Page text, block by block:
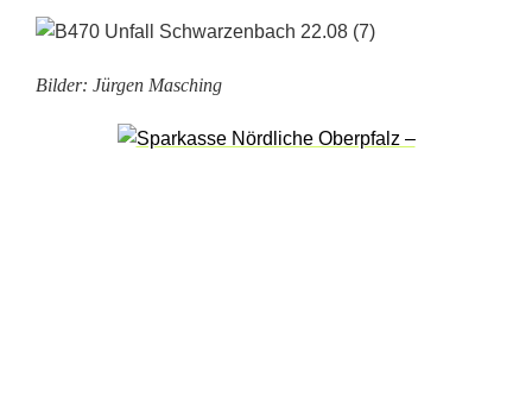
i
e
Bilder: Jürgen Masching